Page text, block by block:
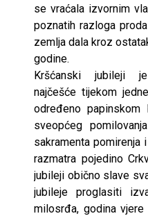
se vraćala izvornim
poznatih razloga
zemlja dala kroz
godine.
Kršćanski jubileji
najčešće tijekom
određeno
sveopćeg
sakramenta pomirenja
razmatra pojedino
jubileji obično slave
jubileje proglasiti
milosrđa, godina